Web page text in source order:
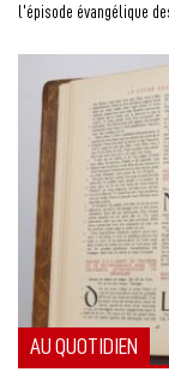
l’épisode évangélique
AU QUOTIDIEN